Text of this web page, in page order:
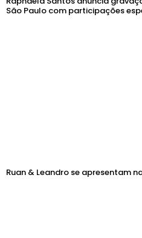
São Paulo com participações
Ruan & Leandro se apresentam